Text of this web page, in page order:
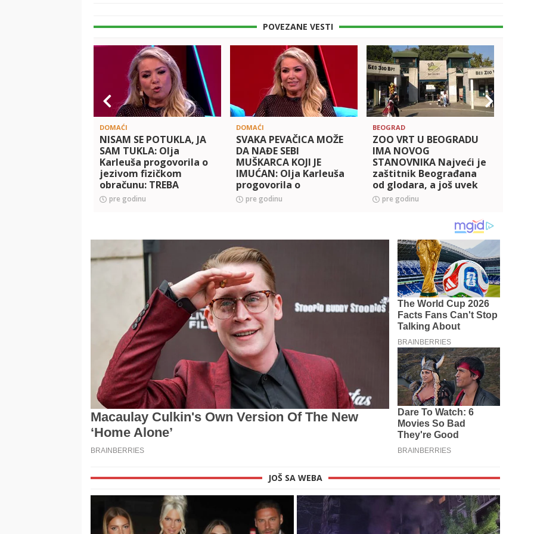
POVEZANE VESTI
DOMAĆI
NISAM SE POTUKLA, JA
SAM TUKLA: Olja
Karleuša progovorila o
jezivom fizičkom
obračunu: TREBA
KRIVIČNO DA
ODGOVOARAM
pre godinu
DOMAĆI
SVAKA PEVAČICA MOŽE
DA NAĐE SEBI
MUŠKARCA KOJI JE
IMUĆAN: Olja Karleuša
progovorila o
upoznavanju sa
suprugom i bogatstvu
pre godinu
BEOGRAD
ZOO VRT U BEOGRADU
IMA NOVOG
STANOVNIKA Najveći je
zaštitnik Beograđana
od glodara, a još uvek
nema ime
pre godinu
JOŠ SA WEBA